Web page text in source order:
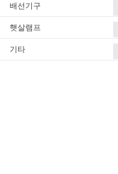
배선기구
햇살램프
기타